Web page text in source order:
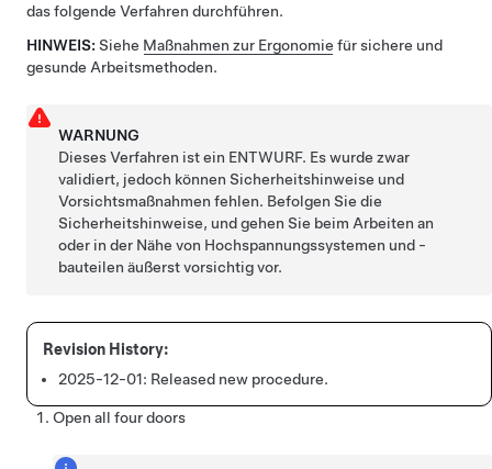
das folgende Verfahren durchführen.
HINWEIS: Siehe Maßnahmen zur Ergonomie für sichere und
gesunde Arbeitsmethoden.
WARNUNG
Dieses Verfahren ist ein ENTWURF. Es wurde zwar
validiert, jedoch können Sicherheitshinweise und
Vorsichtsmaßnahmen fehlen. Befolgen Sie die
Sicherheitshinweise, und gehen Sie beim Arbeiten an
oder in der Nähe von Hochspannungssystemen und -
bauteilen äußerst vorsichtig vor.
2025-12-01: Released new procedure.
Open all four doors